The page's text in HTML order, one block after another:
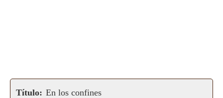
Título: En los confines